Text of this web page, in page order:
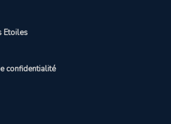
Etoiles
confidentialité